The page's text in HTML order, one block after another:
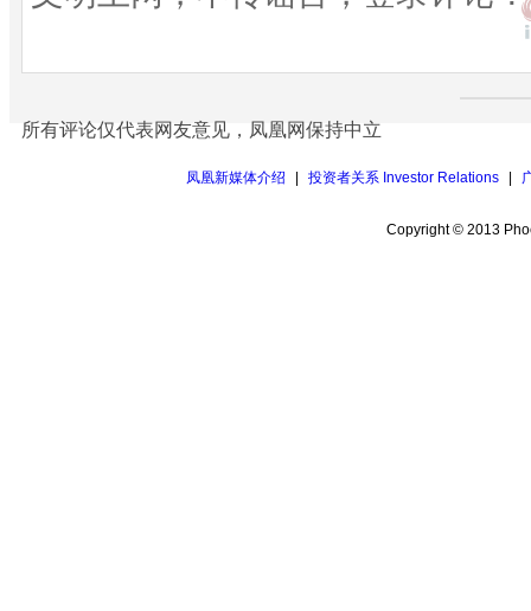
所有评论仅代表网友意见，凤凰网保持中立
凤凰新媒体介绍 投资者关系 Investor Relations
Copyright © 2013